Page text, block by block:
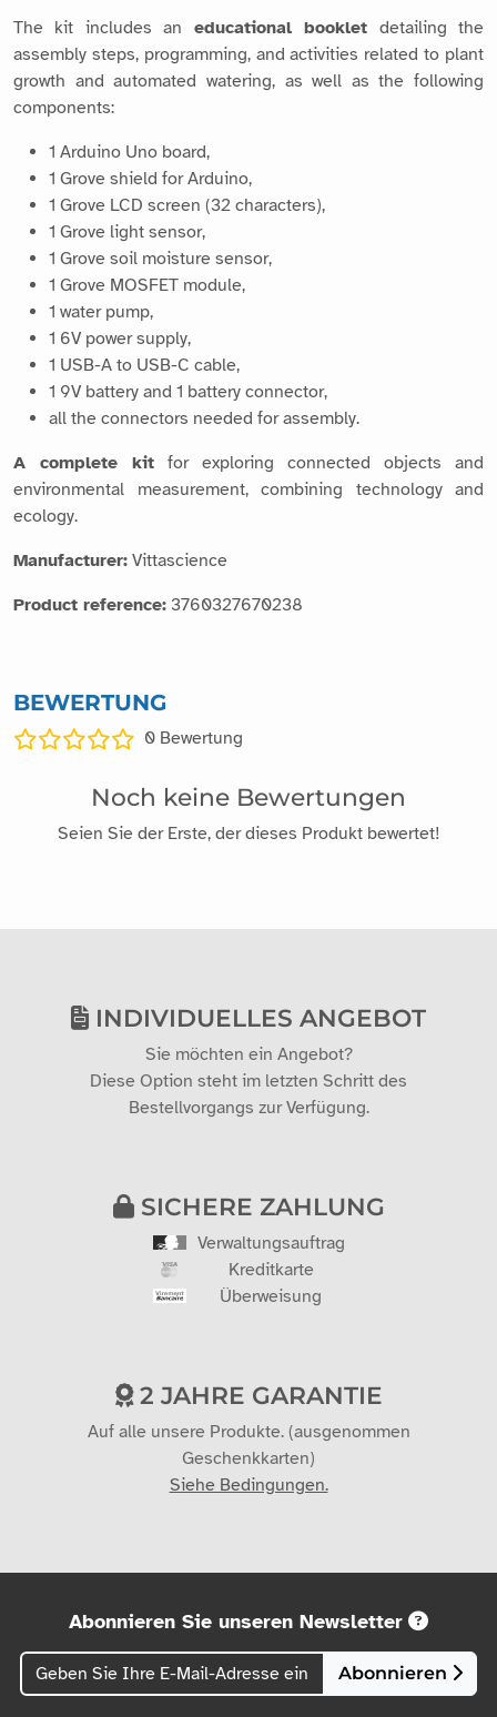
The kit includes an educational booklet detailing the
assembly steps, programming, and activities related to plant
growth and automated watering, as well as the following
components:
1 Arduino Uno board,
1 Grove shield for Arduino,
1 Grove LCD screen (32 characters),
1 Grove light sensor,
1 Grove soil moisture sensor,
1 Grove MOSFET module,
1 water pump,
1 6V power supply,
1 USB-A to USB-C cable,
1 9V battery and 1 battery connector,
all the connectors needed for assembly.
A complete kit for exploring connected objects and
environmental measurement, combining technology and
ecology.
Manufacturer: Vittascience
Product reference: 3760327670238
BEWERTUNG
0 Bewertung
Noch keine Bewertungen
Seien Sie der Erste, der dieses Produkt bewertet!
INDIVIDUELLES ANGEBOT
Sie möchten ein Angebot?
Diese Option steht im letzten Schritt des
Bestellvorgangs zur Verfügung.
SICHERE ZAHLUNG
Verwaltungsauftrag
Kreditkarte
Überweisung
2 JAHRE GARANTIE
Auf alle unsere Produkte. (ausgenommen
Geschenkkarten)
Siehe Bedingungen.
Abonnieren Sie unseren Newsletter
Abonnieren